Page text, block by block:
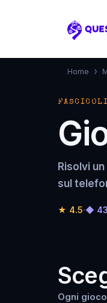
Questo
Home ›
FASCICOLI
Risolvi
sul
★ 4.5·◆
Ogni